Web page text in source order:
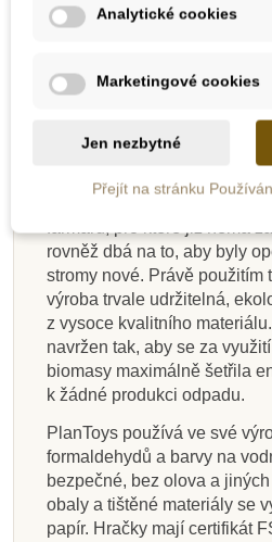
PLAN TOYS
v oboru výroby vysoce
hraček.
Firma vznikla v roce 1981
oblasti funguje dodnes. Ve
dřevo z kaučukovníků, které
latexové mléko. Společnost
rovněž dbá na to, aby byly
stromy nové. Právě použitím
výroba trvale udržitelná,
z vysoce kvalitního
navržen tak, aby se za
biomasy maximálně šetřila
k žádné produkci odpadu.
PlanToys používá ve své
formaldehydů a barvy na
bezpečné, bez olova a
obaly a tištěné materiály se
papír. Hračky mají certifikát
Analytické cookies
Marketingové cookies
Jen nezbytné
Přejít na stránku